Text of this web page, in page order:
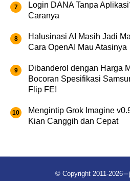
Login DANA Tanpa
Caranya
Halusinasi AI Masih Jadi
Cara OpenAI Mau Atasinya
Dibanderol dengan Harga
Bocoran Spesifikasi
Flip FE!
Mengintip Grok Imagine
Kian Canggih dan Cepat
© Copyright 2011-2026